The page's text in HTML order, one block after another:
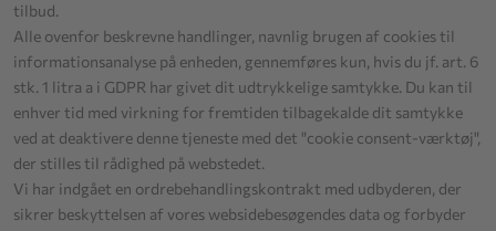
tilbud.
Alle ovenfor beskrevne handlinger, navnlig brugen af cookies til
informationsanalyse på enheden, gennemføres kun, hvis du jf. art. 6
stk. 1 litra a i GDPR har givet dit udtrykkelige samtykke. Du kan til
enhver tid med virkning for fremtiden tilbagekalde dit samtykke
ved at deaktivere denne tjeneste med det "cookie consent-værktøj",
der stilles til rådighed på webstedet.
Vi har indgået en ordrebehandlingskontrakt med udbyderen, der
sikrer beskyttelsen af vores websidebesøgendes data og forbyder